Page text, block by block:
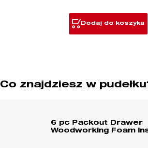
do
szuflad
drewna
Dodaj do koszyka
Co znajdziesz w
6 pc Packout Drawer
Woodworking Foam